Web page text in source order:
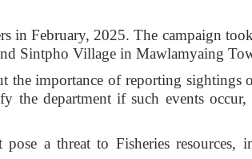
in February, 2025. The campaign
Sintpho Village in Mawlamyaing
the importance of reporting sightings
the department if such events occur,
a threat to Fisheries resources,